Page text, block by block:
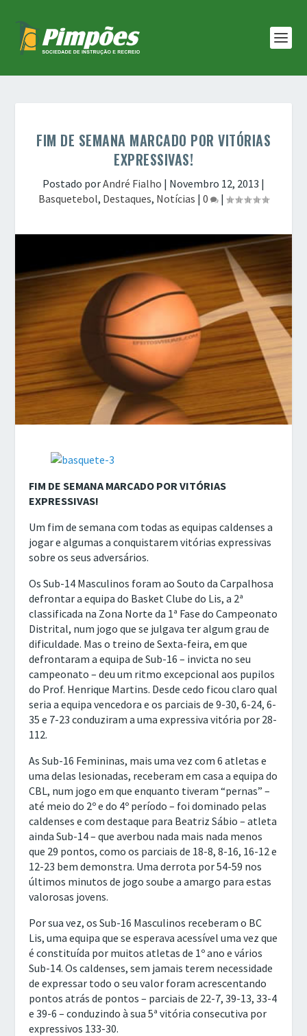
FIM DE SEMANA MARCADO POR VITÓRIAS
EXPRESSIVAS!
Postado porAndré Fialho | Novembro 12, 2013 |
Basquetebol, Destaques, Notícias | 0 |
FIM DE SEMANA MARCADO POR VITÓRIAS
EXPRESSIVAS!
Um fim de semana com todas as equipas caldenses a
jogar e algumas a conquistarem vitórias expressivas
sobre os seus adversários.
Os Sub-14 Masculinos foram ao Souto da Carpalhosa
defrontar a equipa do Basket Clube do Lis, a 2ª
classificada na Zona Norte da 1ª Fase do Campeonato
Distrital, num jogo que se julgava ter algum grau de
dificuldade. Mas o treino de Sexta-feira, em que
defrontaram a equipa de Sub-16 – invicta no seu
campeonato – deu um ritmo excepcional aos pupilos
do Prof. Henrique Martins. Desde cedo ficou claro qual
seria a equipa vencedora e os parciais de 9-30, 6-24, 6-
35 e 7-23 conduziram a uma expressiva vitória por 28-
112.
As Sub-16 Femininas, mais uma vez com 6 atletas e
uma delas lesionadas, receberam em casa a equipa do
CBL, num jogo em que enquanto tiveram “pernas” –
até meio do 2º e do 4º período – foi dominado pelas
caldenses e com destaque para Beatriz Sábio – atleta
ainda Sub-14 – que averbou nada mais nada menos
que 29 pontos, como os parciais de 18-8, 8-16, 16-12 e
12-23 bem demonstra. Uma derrota por 54-59 nos
últimos minutos de jogo soube a amargo para estas
valorosas jovens.
Por sua vez, os Sub-16 Masculinos receberam o BC
Lis, uma equipa que se esperava acessível uma vez que
é constituída por muitos atletas de 1º ano e vários
Sub-14. Os caldenses, sem jamais terem necessidade
de expressar todo o seu valor foram acrescentando
pontos atrás de pontos – parciais de 22-7, 39-13, 33-4
e 39-6 – conduzindo à sua 5ª vitória consecutiva por
expressivos 133-30.